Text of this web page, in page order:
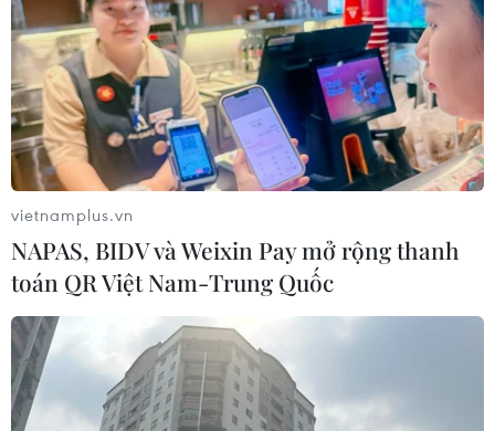
vietnamplus.vn
NAPAS, BIDV và Weixin Pay mở rộng thanh
toán QR Việt Nam-Trung Quốc